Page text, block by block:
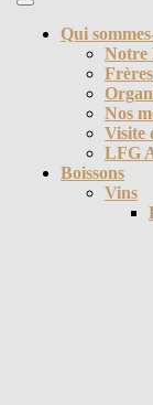
Open
ButtonQui
Notre
Nos
Visite
LFG
Boissons
Vins